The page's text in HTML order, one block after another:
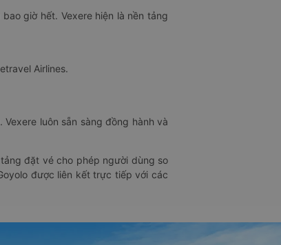
giờ hết. Vexere hiện là nền tảng
Airlines.
luôn sẵn sàng đồng hành và
đặt vé cho phép người dùng so
được liên kết trực tiếp với các